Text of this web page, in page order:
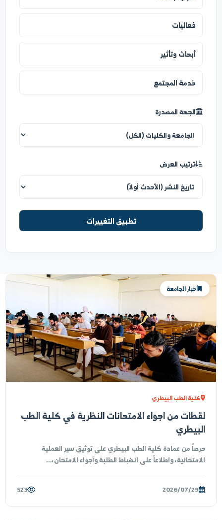
أخبار الجامعة
فعاليات
أبحاث وتأثير
ترتيب العرض
تطبيق التغييرات
أخبار الجامعة
من اجواء الامتحانات النظرية في كلية الطب